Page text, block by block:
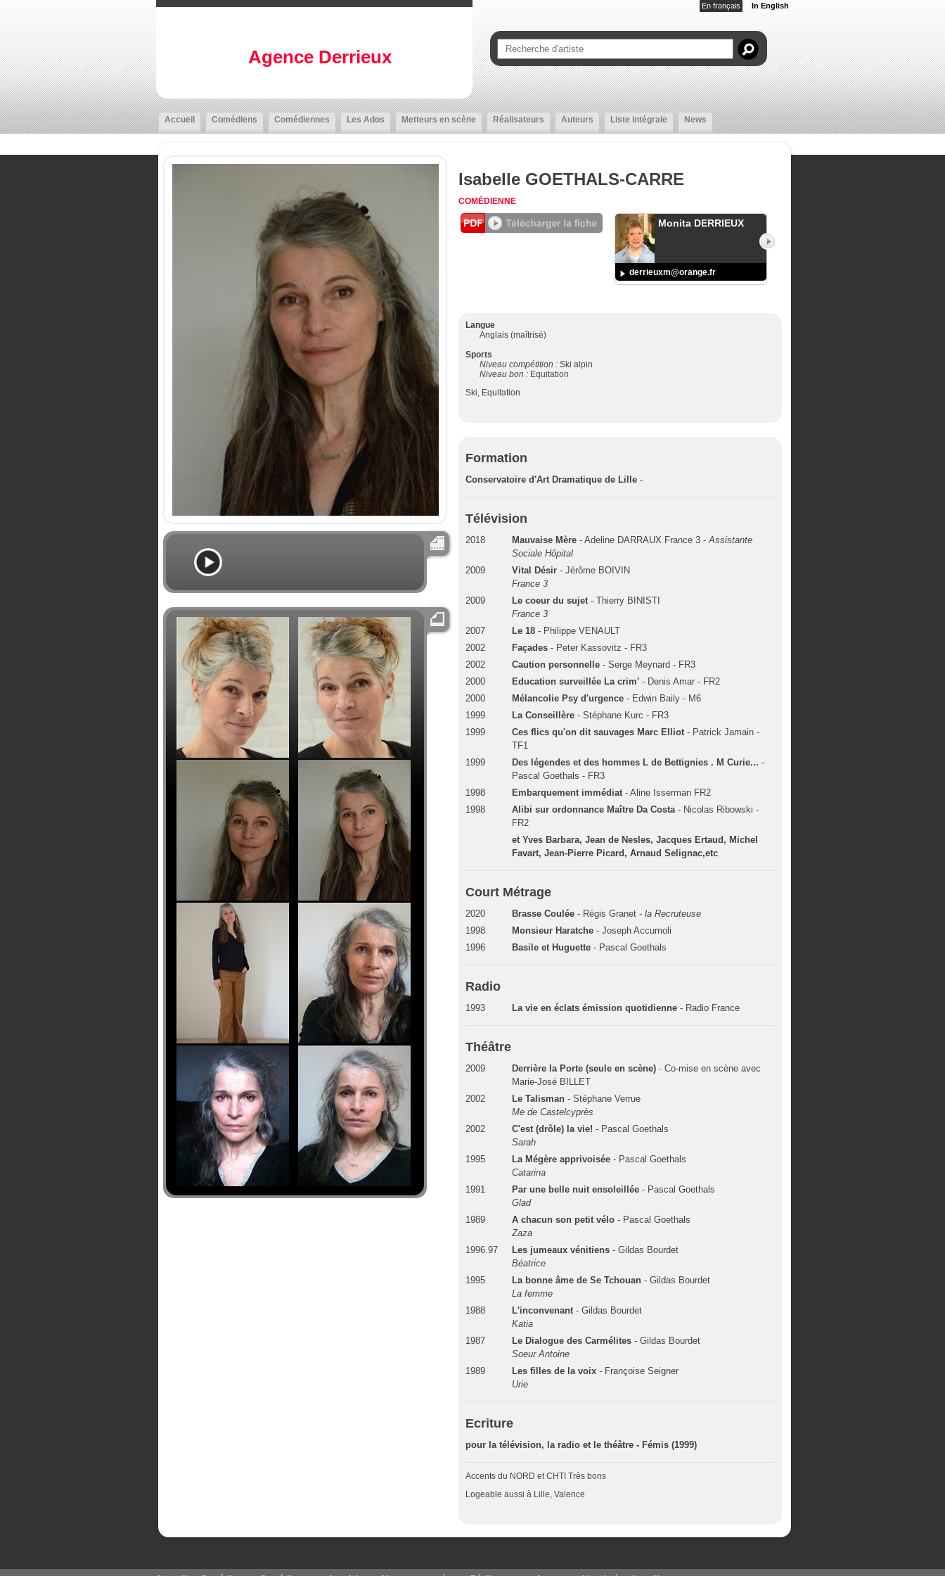
Agence Derrieux
En français In English
Accueil Comédiens Comédiennes Les Ados Metteurs en scène Réalisateurs Auteurs Liste intégrale News
Isabelle GOETHALS-CARRE
COMÉDIENNE
Monita DERRIEUX
derrieuxm@orange.fr
Langue
Anglais (maîtrisé)
Sports
Niveau compétition : Ski alpin
Niveau bon : Equitation
Ski, Equitation
Formation
Conservatoire d'Art Dramatique de Lille -
Télévision
2018 Mauvaise Mère- Adeline DARRAUX France 3 -Assistante
Sociale Hôpital
2009
Vital Désir - Jérôme BOIVIN
France 3
2009
Le coeur du sujet- Thierry BINISTI
France 3
2007
Le 18 - Philippe VENAULT
2002
Façades- Peter Kassovitz - FR3
2002
Caution personnelle- Serge Meynard - FR3
2000
Education surveillée La crim' - Denis Amar - FR2
2000
Mélancolie Psy d'urgence- Edwin Baily - M6
1999
La Conseillère- Stéphane Kurc - FR3
1999
Ces flics qu'on dit sauvages Marc Elliot- Patrick Jamain -
TF1
1999
Des légendes et des hommes L de Bettignies . M Curie... -
Pascal Goethals - FR3
1998
Embarquement immédiat- Aline Isserman FR2
1998
Alibi sur ordonnance Maître Da Costa- Nicolas Ribowski -
FR2
et Yves Barbara, Jean de Nesles, Jacques Ertaud, Michel
Favart, Jean-Pierre Picard, Arnaud Selignac,etc
Court Métrage
2020 Brasse Coulée - Régis Granet -la Recruteuse
1998
Monsieur Haratche- Joseph Accumoli
1996
Basile et Huguette- Pascal Goethals
Radio
1993 La vie en éclats émission quotidienne- Radio France
Théâtre
2009 Derrière la Porte (seule en scène) - Co-mise en scène avec
Marie-José BILLET
2002
Le Talisman- Stéphane Verrue
Me de Castelcyprès
2002
C'est (drôle) la vie!- Pascal Goethals
Sarah
1995
La Mégère apprivoisée- Pascal Goethals
Catarina
1991
Par une belle nuit ensoleillée- Pascal Goethals
Glad
1989
A chacun son petit vélo- Pascal Goethals
Zaza
1996.97
Les jumeaux vénitiens- Gildas Bourdet
Béatrice
1995
La bonne âme de Se Tchouan- Gildas Bourdet
La femme
1988
L'inconvenant- Gildas Bourdet
Katia
1987
Le Dialogue des Carmélites- Gildas Bourdet
Soeur Antoine
1989
Les filles de la voix- Françoise Seigner
Urie
Ecriture
pour la télévision, la radio et le théâtre - Fémis (1999)
Accents du NORD et CHTI Très bons
Logeable aussi à Lille, Valence